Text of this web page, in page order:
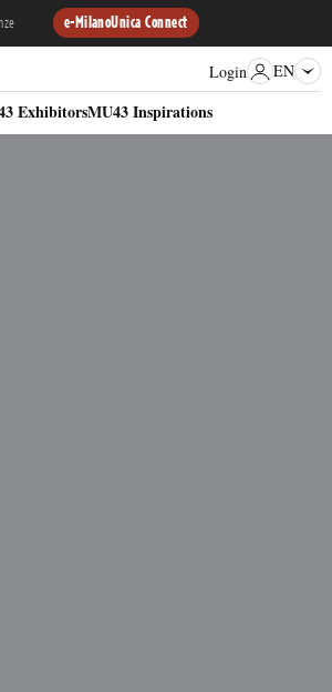
e-MilanoUnica Connect
ExhibitorsMU43 Inspirations
Login EN